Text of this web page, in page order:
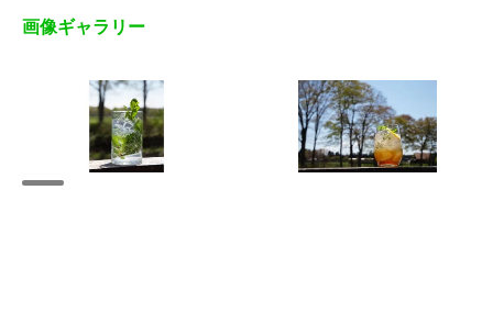
画像ギャラリー